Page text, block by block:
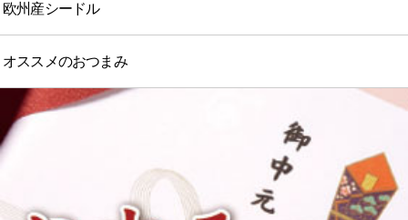
欧州産シードル
オススメのおつまみ